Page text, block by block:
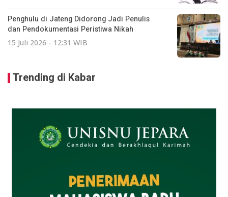
Penghulu di Jateng Didorong Jadi Penulis
dan Pendokumentasi Peristiwa Nikah
15 Juli 2026 - 12:31 WIB
Trending di Kabar